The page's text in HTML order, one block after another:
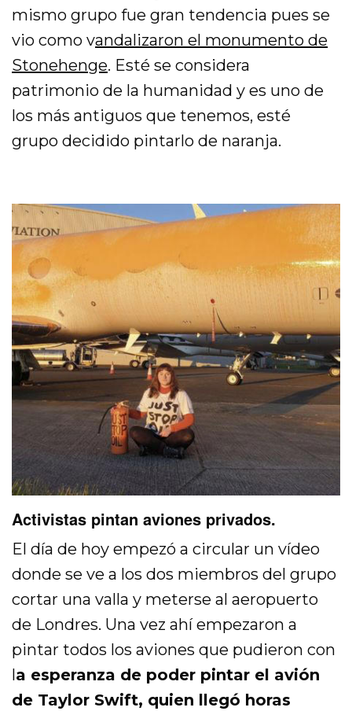
mismo grupo fue gran tendencia pues se
vio como vandalizaron el monumento de
Stonehenge. Esté se considera
patrimonio de la humanidad y es uno de
los más antiguos que tenemos, esté
grupo decidido pintarlo de naranja.
Activistas pintan aviones privados.
El día de hoy empezó a circular un vídeo
donde se ve a los dos miembros del grupo
cortar una valla y meterse al aeropuerto
de Londres. Una vez ahí empezaron a
pintar todos los aviones que pudieron con
la esperanza de poder pintar el avión
de Taylor Swift, quien llegó horas